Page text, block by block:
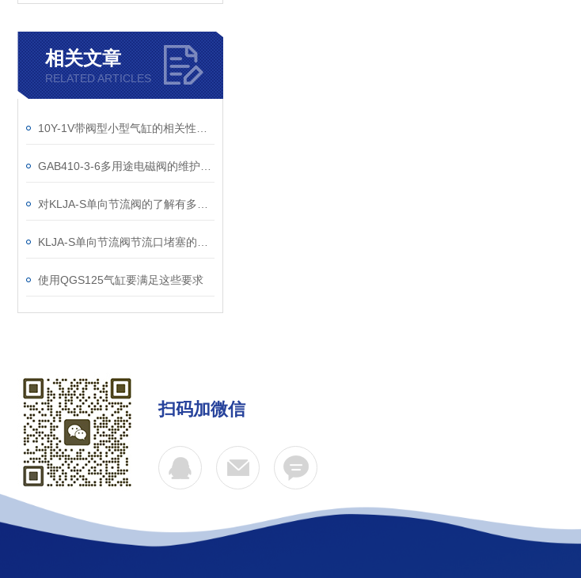
相关文章
RELATED ARTICLES
使用QGS125气缸要满足这些要求
扫码加微信